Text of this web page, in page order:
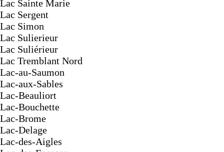
Lac Sainte Marie
Lac Sergent
Lac Simon
Lac Sulierieur
Lac Suliérieur
Lac Tremblant Nord
Lac-au-Saumon
Lac-aux-Sables
Lac-Beauliort
Lac-Bouchette
Lac-Brome
Lac-Delage
Lac-des-Aigles